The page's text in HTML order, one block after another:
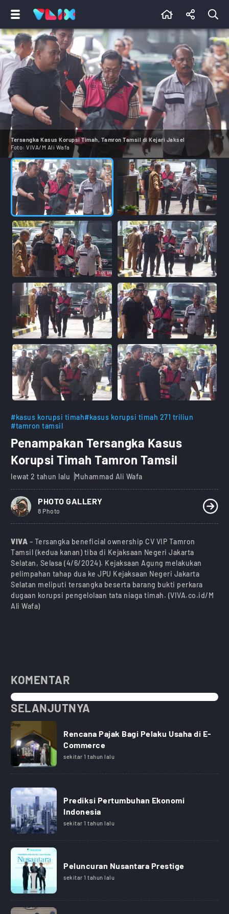
Tersangka Kasus Korupsi Timah, Tamron Tamsil di Kejari Jaksel
Foto: VIVA/M Ali Wafa
#kasus korupsi timah#kasus korupsi timah 271 triliun
#tamron tamsil
Penampakan Tersangka Kasus
Korupsi Timah Tamron Tamsil
lewat 2 tahun lalu Muhammad Ali Wafa
PHOTO GALLERY
8 Photo
VIVA – Tersangka beneficial ownership CV VIP Tamron
Tamsil (kedua kanan) tiba di Kejaksaan Negeri Jakarta
Selatan, Selasa (4/6/2024). Kejaksaan Agung melakukan
pelimpahan tahap dua ke JPU Kejaksaan Negeri Jakarta
Selatan meliputi tersangka beserta barang bukti perkara
dugaan korupsi pengelolaan tata niaga timah. (VIVA.co.id/M
Ali Wafa)
KOMENTAR
SELANJUTNYA
Rencana Pajak Bagi Pelaku Usaha di E-
Commerce
sekitar 1 tahun lalu
Prediksi Pertumbuhan Ekonomi
Indonesia
sekitar 1 tahun lalu
Peluncuran Nusantara Prestige
sekitar 1 tahun lalu